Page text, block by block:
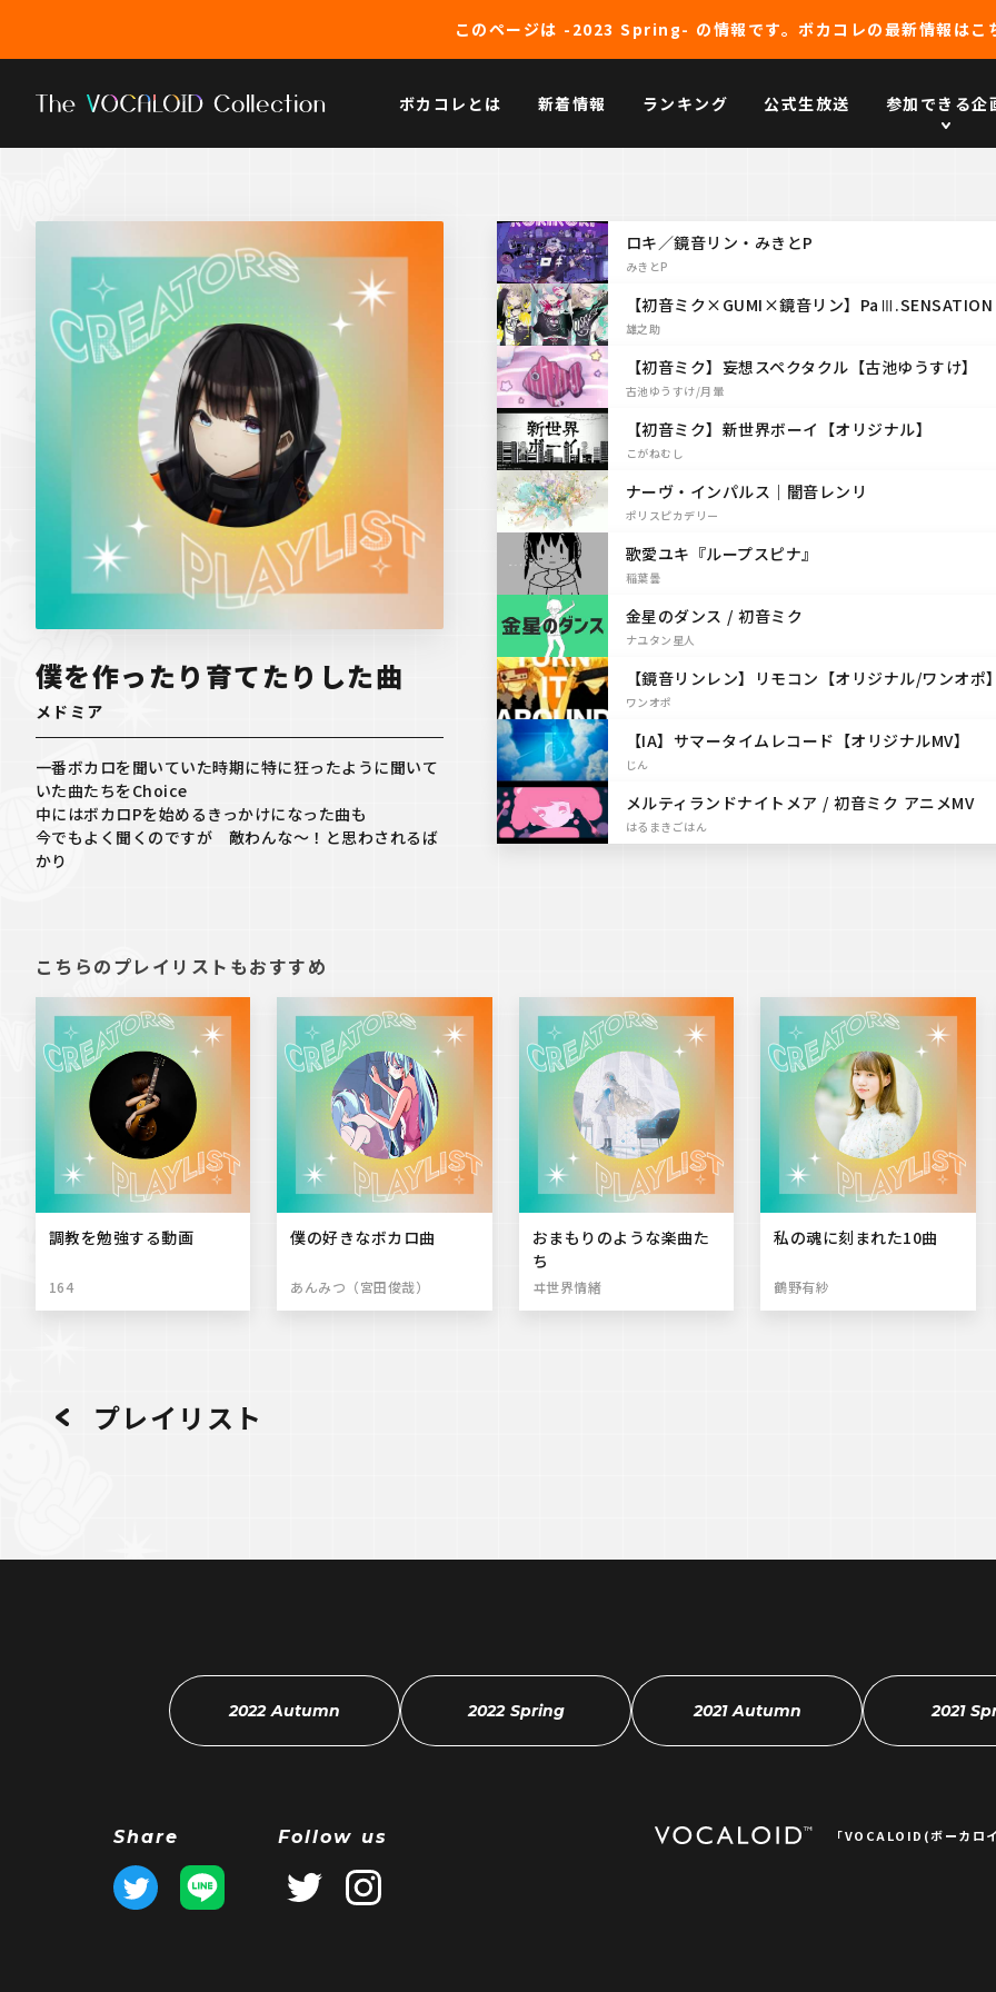
このページは -2023 Spring- の情報です。ボカコレの最新情報はこ
ボカコレとは 新着情報 ランキング 公式生放送 参加できる企
僕を作ったり育てたりした曲
メドミア
一番ボカロを聞いていた時期に特に狂ったように聞いて
いた曲たちをChoice
中にはボカロPを始めるきっかけになった曲も
今でもよく聞くのですが　敵わんな～！と思わされるば
かり
ロキ／鏡音リン・みきとP
みきとP
【初音ミク×GUMI×鏡音リン】
雄之助
【初音ミク】妄想スペクタクル【古池ゆうすけ】
古池ゆうすけ/月暈
【初音ミク】新世界ボーイ【オリジナル】
こがねむし
ナーヴ・インパルス｜闇音レンリ
ポリスピカデリー
歌愛ユキ『ループスピナ』
稲葉曇
金星のダンス / 初音ミク
ナユタン星人
【鏡音リンレン】リモコン【オリジナル/ワンオポ
ワンオポ
【IA】サマータイムレコード【オリジナルMV】
じん
メルティランドナイトメア / 初音ミク アニメMV
はるまきごはん
こちらのプレイリストもおすすめ
調教を勉強する動画
164
僕の好きなボカロ曲
あんみつ（宮田俊哉）
おまもりのような楽曲た
ち
ヰ世界情緒
私の魂に刻まれた10曲
鶴野有紗
プレイリスト
2022 Autumn 2022 Spring 2021 Autumn 2021
Share Follow us 「VOCALOID(ボーカロ